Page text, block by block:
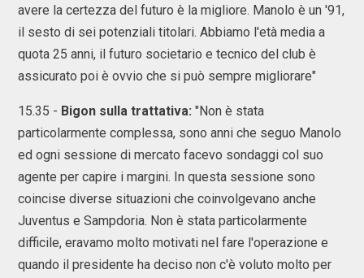
avere la certezza del futuro è la migliore. Manolo è un '91,
il sesto di sei potenziali titolari. Abbiamo l'età media a
quota 25 anni, il futuro societario e tecnico del club è
assicurato poi è ovvio che si può sempre migliorare"
15.35 - Bigon sulla trattativa: "Non è stata
particolarmente complessa, sono anni che seguo Manolo
ed ogni sessione di mercato facevo sondaggi col suo
agente per capire i margini. In questa sessione sono
coincise diverse situazioni che coinvolgevano anche
Juventus e Sampdoria. Non è stata particolarmente
difficile, eravamo molto motivati nel fare l'operazione e
quando il presidente ha deciso non c'è voluto molto per